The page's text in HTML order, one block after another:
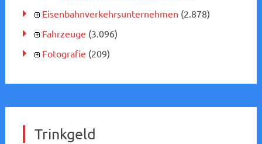
Eisenbahnverkehrsunternehmen (2.878)
Fahrzeuge (3.096)
Fotografie (209)
Trinkgeld